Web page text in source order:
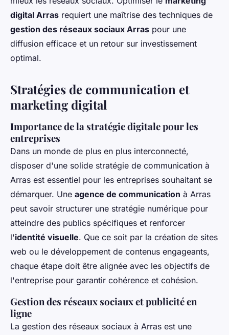
digital Arras requiert une maîtrise des techniques de
gestion des réseaux sociaux Arras pour une
diffusion efficace et un retour sur investissement
optimal.
Stratégies de communication et
marketing digital
Importance de lastratégie digitalepour les
entreprises
Dans un monde de plus en plus interconnecté,
disposer d'une solide stratégie de communication à
Arras est essentiel pour les entreprises souhaitant se
démarquer. Une agence de communication à Arras
peut savoir structurer une stratégie numérique pour
atteindre des publics spécifiques et renforcer
l'identité visuelle. Que ce soit par la création de sites
web ou le développement de contenus engageants,
chaque étape doit être alignée avec les objectifs de
l'entreprise pour garantir cohérence et cohésion.
Gestion des réseaux sociauxet publicité en
ligne
La gestion des réseaux sociaux à Arras est une